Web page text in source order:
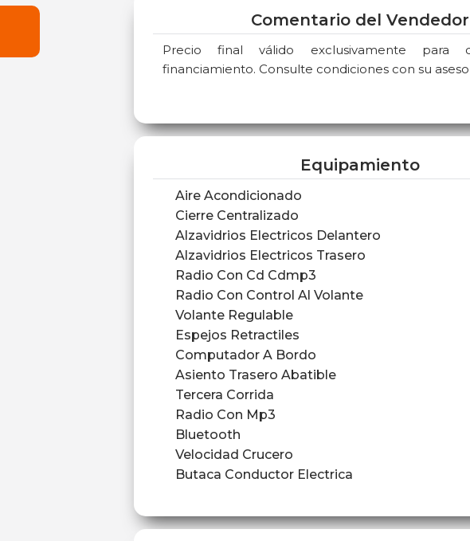
Comentario del Vendedor
Precio final válido exclusivamente para
financiamiento. Consulte condiciones con su
Equipamiento
Aire Acondicionado
Cierre Centralizado
Alzavidrios Electricos Delantero
Alzavidrios Electricos Trasero
Radio Con Cd Cdmp3
Radio Con Control Al Volante
Volante Regulable
Espejos Retractiles
Computador A Bordo
Asiento Trasero Abatible
Tercera Corrida
Radio Con Mp3
Bluetooth
Velocidad Crucero
Butaca Conductor Electrica